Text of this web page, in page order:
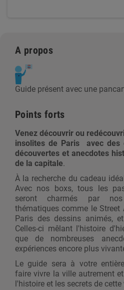
A propos
Guide présent avec une
Points forts
Venez découvrir ou
insolites de Paris avec des
découvertes et anecdotes
de la capitale.
À la recherche du cadeau
Avec nos boxs, tous les
seront charmés par
thématiques comme le Street
Paris des dessins animés,
Celles-ci mêlant l'histoire
que de nombreuses
expériences encore plus
Le guide sera à votre
faire vivre la ville autrement
l'histoire et les secrets de cette